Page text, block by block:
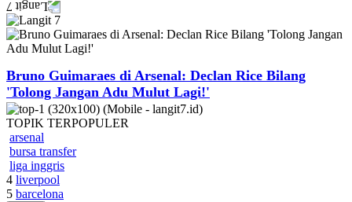
Bruno Guimaraes di Arsenal: Declan Rice Bilang
'Tolong Jangan Adu Mulut Lagi!'
TOPIK TERPOPULER
arsenal
bursa transfer
liga inggris
4 liverpool
5 barcelona